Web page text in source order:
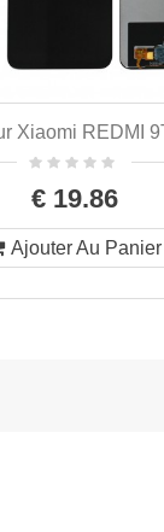
€ 19.86
Ajouter Au Panier